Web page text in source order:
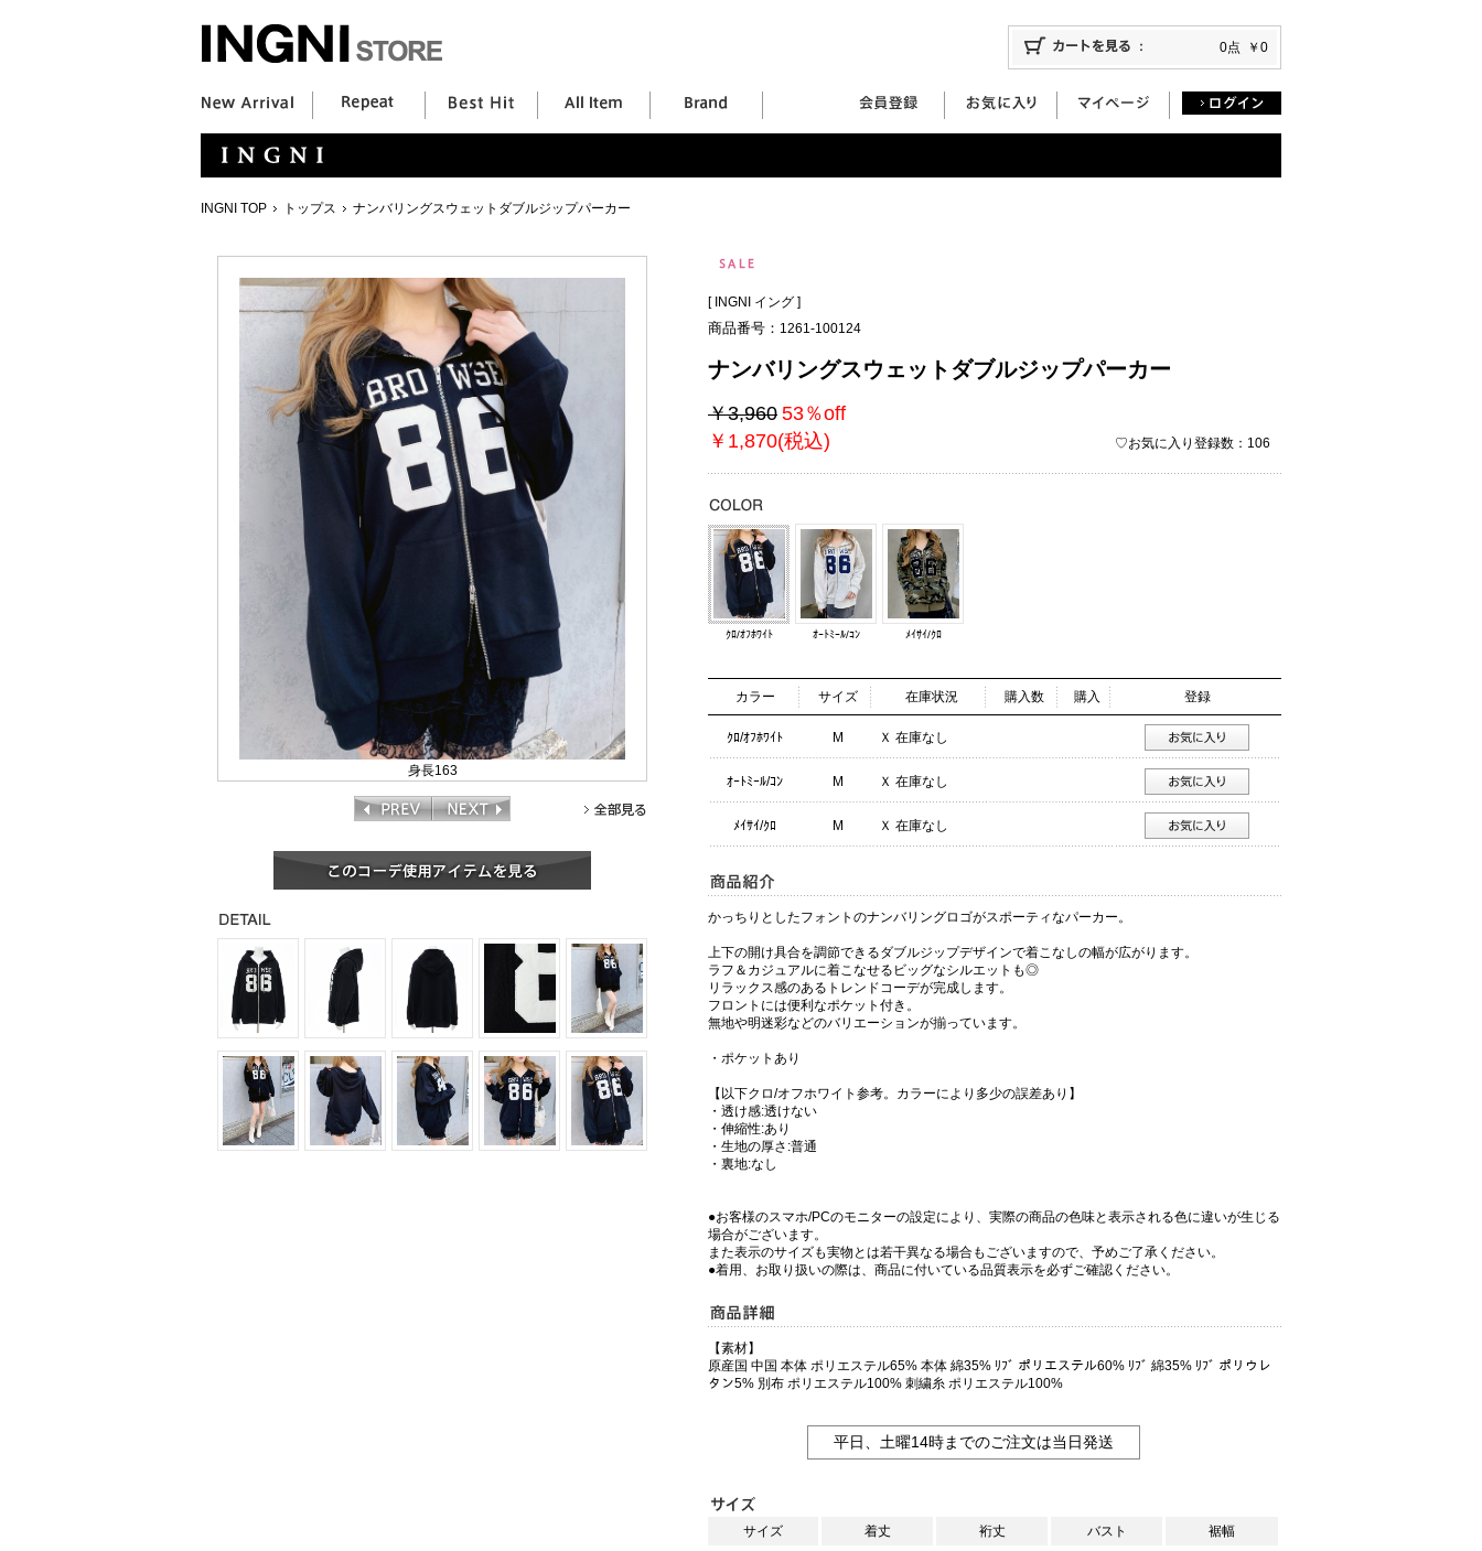
0点 ￥0
INGNI TOP トップス ナンバリングスウェットダブルジップパーカー
身長163
[ INGNI イング ]
商品番号： 1261-100124
ナンバリングスウェットダブルジップパーカー
￥3,960 53％off
￥1,870(税込)
♡お気に入り登録数：106
ｸﾛ/ｵﾌﾎﾜｲﾄ ｵｰﾄﾐｰﾙ/ｺﾝ ﾒｲｻｲ/ｸﾛ
カラー サイズ 在庫状況 購入数 購入 登録
ｸﾛ/ｵﾌﾎﾜｲﾄ M Ｘ 在庫なし
ｵｰﾄﾐｰﾙ/ｺﾝ M Ｘ 在庫なし
ﾒｲｻｲ/ｸﾛ M Ｘ 在庫なし
かっちりとしたフォントのナンバリングロゴがスポーティなパーカー。
上下の開け具合を調節できるダブルジップデザインで着こなしの幅が広がります。
ラフ＆カジュアルに着こなせるビッグなシルエットも◎
リラックス感のあるトレンドコーデが完成します。
フロントには便利なポケット付き。
無地や明迷彩などのバリエーションが揃っています。
・ポケットあり
【以下クロ/オフホワイト参考。カラーにより多少の誤差あり】
・透け感:透けない
・伸縮性:あり
・生地の厚さ:普通
・裏地:なし
●お客様のスマホ/PCのモニターの設定により、実際の商品の色味と表示される色に違いが生じる
場合がございます。
また表示のサイズも実物とは若干異なる場合もございますので、予めご了承ください。
●着用、お取り扱いの際は、商品に付いている品質表示を必ずご確認ください。
【素材】
原産国 中国 本体 ポリエステル65% 本体 綿35% ﾘﾌﾞ ポリエステル60% ﾘﾌﾞ 綿35% ﾘﾌﾞ ポリウレ
タン5% 別布 ポリエステル100% 刺繍糸 ポリエステル100%
平日、土曜14時までのご注文は当日発送
サイズ 着丈 裄丈 バスト
裾幅